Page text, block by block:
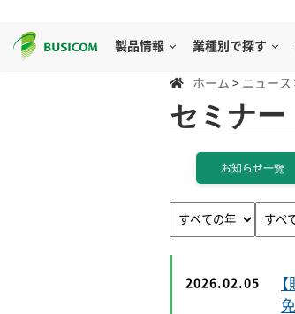
製品情報 業種別で探す
ホーム > ニュース
セミナー
お知らせ一覽
2026.02.05